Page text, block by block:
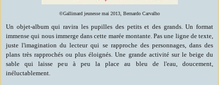
©Gallimard jeunesse mai 2013, Bernardo Carvalho
Un objet-album qui ravira les pupilles des petits et des grands. Un format
immense qui nous immerge dans cette marée montante. Pas une ligne de texte,
juste l'imagination du lecteur qui se rapproche des personnages, dans des
plans très rapprochés ou plus éloignés. Une grande activité sur le beige du
sable qui laisse peu à peu la place au bleu de l'eau, doucement,
inéluctablement.